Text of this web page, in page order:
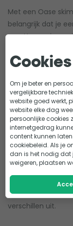
Met een Oase
belangrijk dat je
grootte van jouw
pompcapaciteit
vijverpomp. Kijk
pompcapaciteit
liggen dan de
verder nog naar
Werking Oase
Er zijn 3
kan functioneren.
maken. Deze
deze kan met
deze kan gravitair
verschillen uit.
Cookies
Om je beter en
vergelijkbare
website goed werkt,
website elke dag
persoonlijke cookies
internetgedrag
content kunnen laten
cookiebeleid. Als je
dan is het nodig dat
weigeren, plaatsen